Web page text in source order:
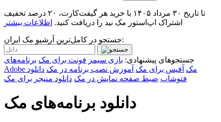
تا تاریخ ۳۰ مرداد ۱۴۰۵ با خرید هر گیفت‌کارت، ۲۰ درصد تخفیف
اشتراک اپ‌استور مک نید را دریافت کنید. اطلاعات بیشتر
جستجو در کامل‌ترین آرشیو مک ایران:
جستجوهای پیشنهادی: بازی سیمز فونت برای مک برنامه‌های
Adobe مک آفیس برای مک آموزش نصب برنامه در مک دانلود
فتوشاپ ضبط صفحه نمایش در مک دانلود منیجر برای مک
دانلود برنامه‌های مک